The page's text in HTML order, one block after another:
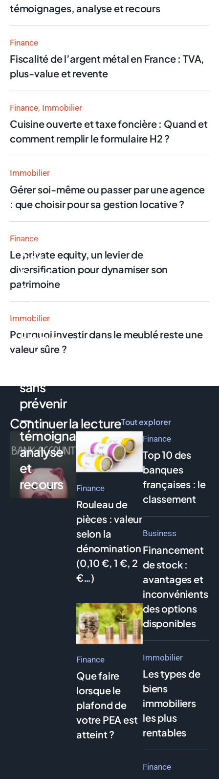
témoignages, analyse et recours
Finance
Fiscalité de l’argent métal en France : TVA,
plus-value et revente
Finance Immobilier
Cuisine ouverte et taxe foncière : Quand et
comment remplir le formulaire H2 ?
Immobilier
Gérer soi-même ou passer par une agence
: que choisir pour sa gestion locative ?
Finance
Le private equity, un levier de
diversification pour dynamiser son
patrimoine
Immobilier
Pourquoi investir dans le meublé reste une
valeur sûre ?
Continuer la lectureTout explorer
Finance
Avis
Swan
Pro : la
néobanque
qui
bloque
votre
sans
prévenir
—
témoignages,
analyse
et
recours
Finance
Rouleau de
pièces : valeur
selon la
dénomination
(0,10 €, 1 €, 2
€…)
Finance
Que faire
lorsque le
plafond de
votre PEA est
atteint ?
Finance
Top 10 des
banques
françaises : le
classement
Business
Financement
de stock :
avantages et
inconvénients
des options
disponibles
Immobilier
Les types de
biens
immobiliers
les plus
rentables
Finance